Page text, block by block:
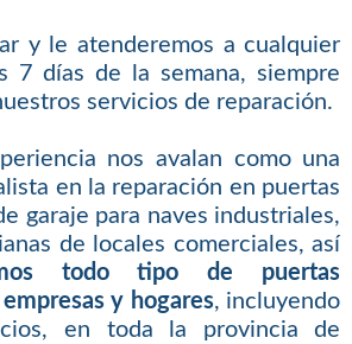
y le atenderemos a cualquier
7 días de la semana, siempre
servicios de reparación.
nos avalan como una
en la reparación en puertas
garaje para naves industriales,
de locales comerciales, así
todo tipo de puertas
y hogares, incluyendo
en toda la provincia de